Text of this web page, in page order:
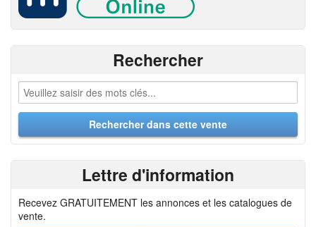
Rechercher
Lettre d'information
Recevez GRATUITEMENT les annonces et les catalogues de
vente.